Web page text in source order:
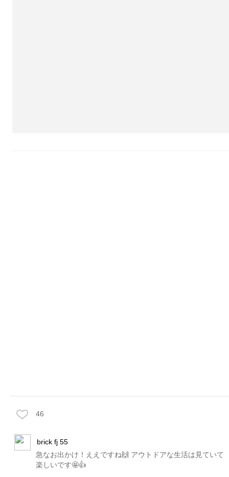
46
brick fj 55
急なお出かけ！ええですね🙌 アウトドアな生活は見ていて
楽しいです🤩👍